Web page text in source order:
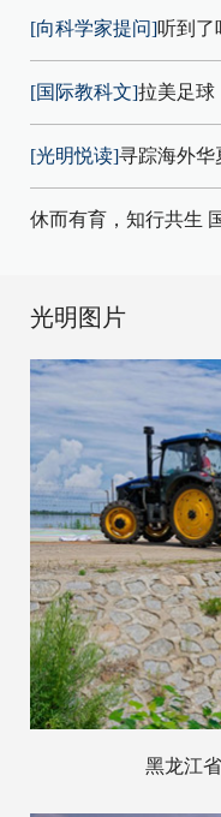
[向科学家提问]听到了
[国际教科文]拉美足球
[光明悦读]寻踪海外
休而有育，知行共生
光明图片
黑龙江